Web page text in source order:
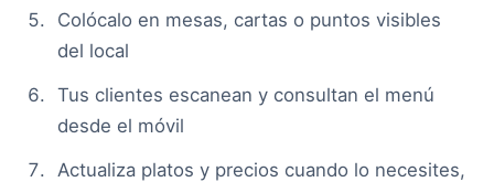
Colócalo en mesas, cartas o puntos visibles
del local
Tus clientes escanean y consultan el menú
desde el móvil
Actualiza platos y precios cuando lo necesites,